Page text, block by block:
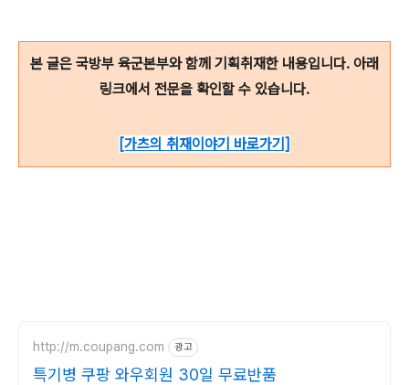
본 글은 국방부 육군본부와 함께 기획취재한 내용입니다. 아래
링크에서 전문을 확인할 수 있습니다.
[가츠의 취재이야기 바로가기]
http://m.coupang.com 광고
특기병 쿠팡 와우회원 30일 무료반품